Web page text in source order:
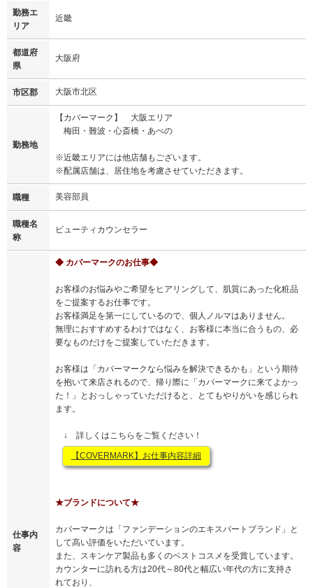
勤務エ
リア
近畿
都道府
県
大阪府
市区郡 大阪市北区
勤務地
【カバーマーク】 大阪エリア
梅田・難波・心斎橋・あべの
※近畿エリアには他店舗もございます。
※配属店舗は、居住地を考慮させていただきます。
職種 美容部員
職種名
称
ビューティカウンセラー
仕事内
容
◆ カバーマークのお仕事◆
お客様のお悩みやご希望をヒアリングして、肌質にあった化粧品
をご提案するお仕事です。
お客様満足を第一にしているので、個人ノルマはありません。
無理におすすめするわけではなく、お客様に本当に合うもの、必
要なものだけをご提案していただきます。
お客様は「カバーマークなら悩みを解決できるかも」という期待
を抱いて来店されるので、帰り際に「カバーマークに来てよかっ
た！」とおっしゃっていただけると、とてもやりがいを感じられ
ます。
↓ 詳しくはこちらをご覧ください！
【COVERMARK】お仕事内容詳細
★ブランドについて★
カバーマークは「ファンデーションのエキスパートブランド」と
して高い評価をいただいています。
また、スキンケア製品も多くのベストコスメを受賞しています。
カウンターに訪れる方は20代～80代と幅広い年代の方に支持さ
れており、